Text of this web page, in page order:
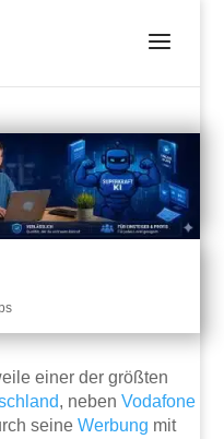
einer der größten
, nebenVodafone
seineWerbung mit